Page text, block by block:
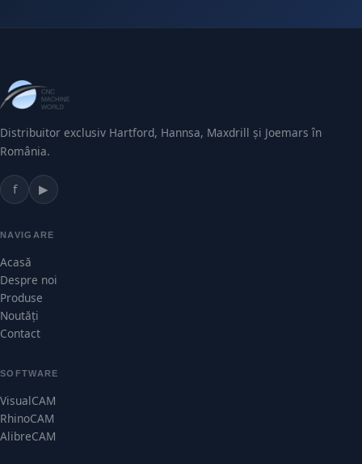
Distribuitor exclusiv Hartford, Hannsa, Maxdrill și Joemars în
România.
f ▶
NAVIGARE
Acasă
Despre noi
Produse
Noutăți
Contact
SOFTWARE
VisualCAM
RhinoCAM
AlibreCAM